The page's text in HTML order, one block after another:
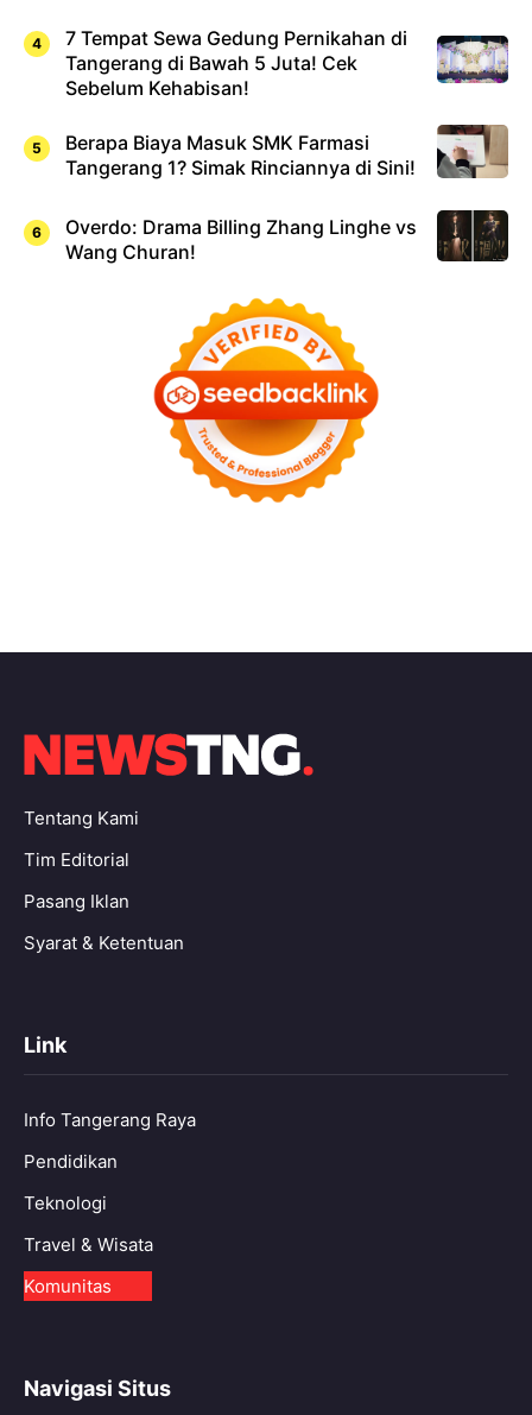
7 Tempat Sewa Gedung Pernikahan di
Tangerang di Bawah 5 Juta! Cek
Sebelum Kehabisan!
Berapa Biaya Masuk SMK Farmasi
Tangerang 1? Simak Rinciannya di Sini!
Overdo: Drama Billing Zhang Linghe vs
Wang Churan!
Tentang Kami
Tim Editorial
Pasang Iklan
Syarat & Ketentuan
Link
Info Tangerang Raya
Pendidikan
Teknologi
Travel & Wisata
Komunitas
Navigasi Situs